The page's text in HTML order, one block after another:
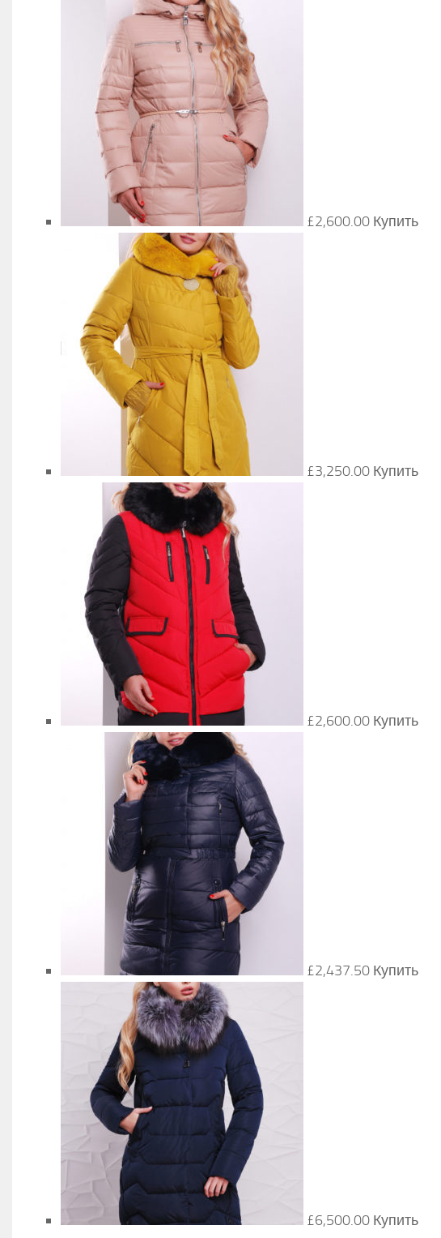
£2,600.00 Купить
£3,250.00 Купить
£2,600.00 Купить
£2,437.50 Купить
£6,500.00 Купить